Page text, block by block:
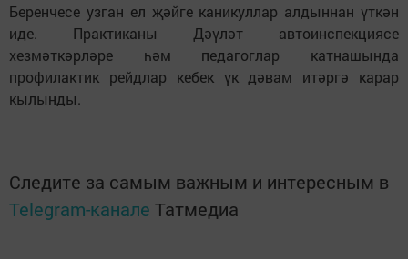
Беренчесе узган ел җәйге каникуллар алдыннан үткән
иде. Практиканы Дәүләт автоинспекциясе
хезмәткәрләре һәм педагоглар катнашында
профилактик рейдлар кебек үк дәвам итәргә карар
кылынды.
Следите за самым важным и интересным в
Telegram-канале Татмедиа